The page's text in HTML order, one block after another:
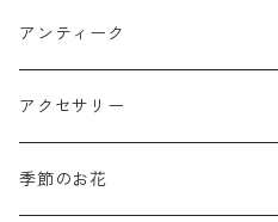
クリスマスリース
フラワーボックス
ミニフレーム
リングピロー
アンティーク
花器
オブジェ
アクセサリー
semeno
季節のお花